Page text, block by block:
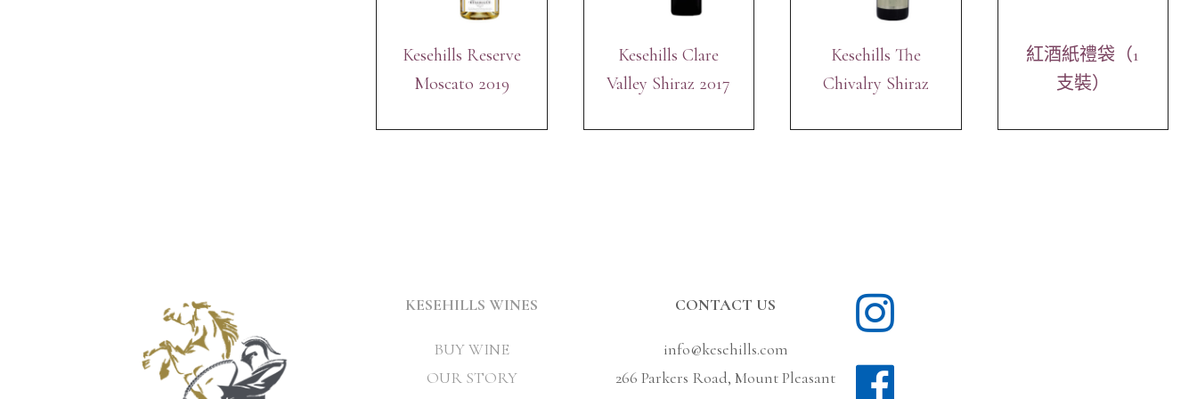
Kesehills Reserve
Moscato 2019
Kesehills Clare
Valley Shiraz 2017
Kesehills The
Chivalry Shiraz
紅酒紙禮袋（1
支裝）
KESEHILLS WINES
BUY WINE
OUR STORY
CONTACT US
info@kesehills.com
266 Parkers Road, Mount Pleasant